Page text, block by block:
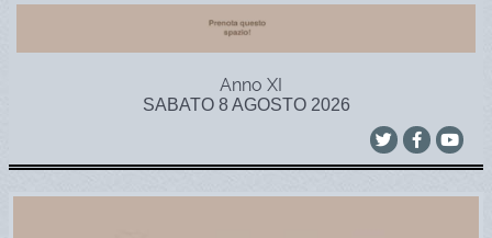
Anno XI
SABATO 8 AGOSTO 2026